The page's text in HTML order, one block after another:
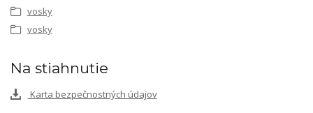
vosky
vosky
Na stiahnutie
Karta bezpečnostných údajov